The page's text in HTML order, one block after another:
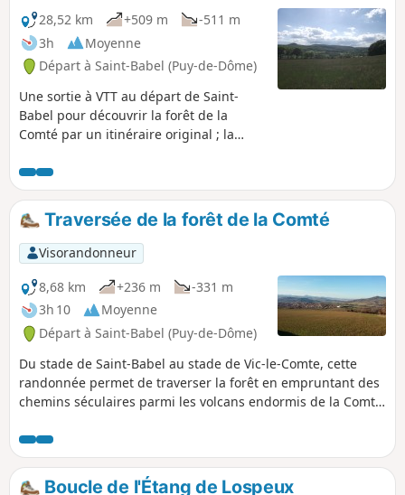
28,52 km
+509 m
-511 m
3h
Moyenne
Départ à Saint-Babel (Puy-de-Dôme)
Une sortie à VTT au départ de Saint-
Babel pour découvrir la forêt de la
Comté par un itinéraire original ; la
la croix des Gardes, la borne des quatre
seigneurs, Sallèdes, Manglieu, des
paysages superbes et des sentiers
récemment ouverts.
Traversée de la forêt de la Comté
Visorandonneur
8,68 km
+236 m
-331 m
3h 10
Moyenne
Départ à Saint-Babel (Puy-de-Dôme)
Du stade de Saint-Babel au stade de Vic-le-Comte, cette
randonnée permet de traverser la forêt en empruntant des
chemins séculaires parmi les volcans endormis de la Comté
l'arrivée à Vic-le-Comte.
Boucle de l'Étang de Lospeux